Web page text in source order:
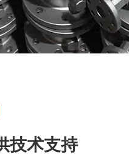
技术支持